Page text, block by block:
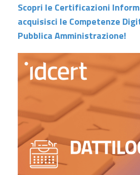
Scopri le Certificazioni
acquisisci le Competenze
Pubblica Amministrazione!